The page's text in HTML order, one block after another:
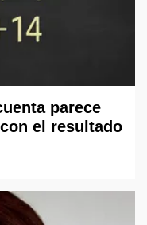
parece
el resultado